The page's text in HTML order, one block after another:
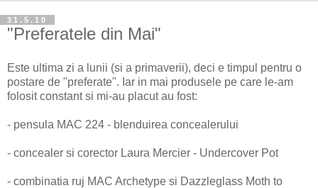
31.5.10
"Preferatele din Mai"
Este ultima zi a lunii (si a primaverii), deci e timpul pentru o
postare de "preferate". Iar in mai produsele pe care le-am
folosit constant si mi-au placut au fost:
- pensula MAC 224 - blenduirea concealerului
- concealer si corector Laura Mercier - Undercover Pot
- combinatia ruj MAC Archetype si Dazzleglass Moth to